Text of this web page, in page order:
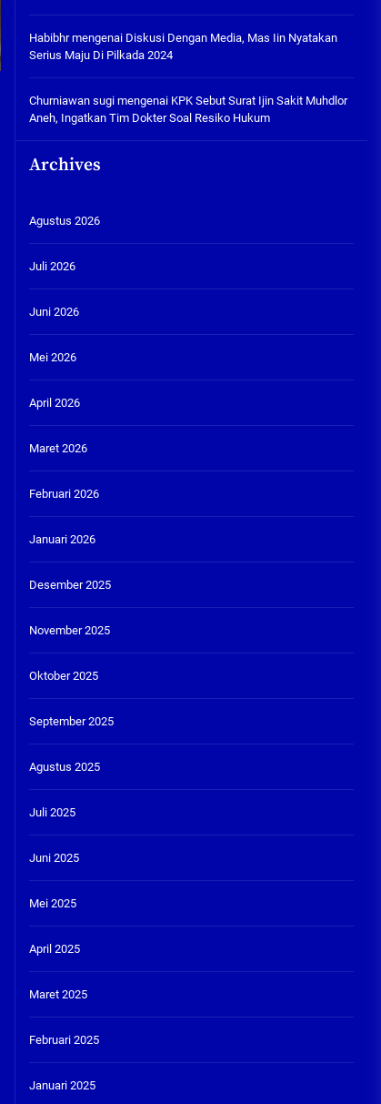
Habibhrmengenai Diskusi Dengan Media, Mas Iin Nyatakan
Serius Maju Di Pilkada 2024
Churniawan sugimengenai KPK Sebut Surat Ijin Sakit Muhdlor
Aneh, Ingatkan Tim Dokter Soal Resiko Hukum
Archives
Agustus 2026
Juli 2026
Juni 2026
Mei 2026
April 2026
Maret 2026
Februari 2026
Januari 2026
Desember 2025
November 2025
Oktober 2025
September 2025
Agustus 2025
Juli 2025
Juni 2025
Mei 2025
April 2025
Maret 2025
Februari 2025
Januari 2025